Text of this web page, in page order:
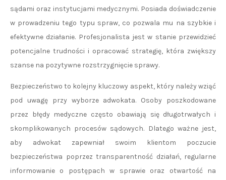
sądami oraz instytucjami medycznymi. Posiada doświadczenie
w prowadzeniu tego typu spraw, co pozwala mu na szybkie i
efektywne działanie. Profesjonalista jest w stanie przewidzieć
potencjalne trudności i opracować strategię, która zwiększy
szanse na pozytywne rozstrzygnięcie sprawy.
Bezpieczeństwo to kolejny kluczowy aspekt, który należy wziąć
pod uwagę przy wyborze adwokata. Osoby poszkodowane
przez błędy medyczne często obawiają się długotrwałych i
skomplikowanych procesów sądowych. Dlatego ważne jest,
aby adwokat zapewniał swoim klientom poczucie
bezpieczeństwa poprzez transparentność działań, regularne
informowanie o postępach w sprawie oraz otwartość na